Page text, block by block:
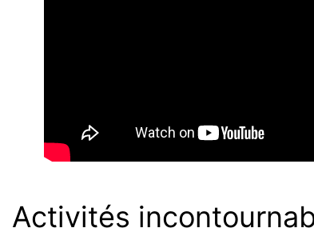
Activités